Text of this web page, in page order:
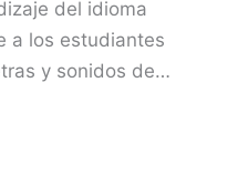
del idioma
a los estudiantes
y sonidos de…